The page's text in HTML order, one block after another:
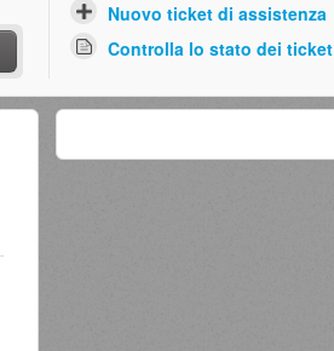
Nuovo ticket di assistenza
Controlla lo stato dei ticket